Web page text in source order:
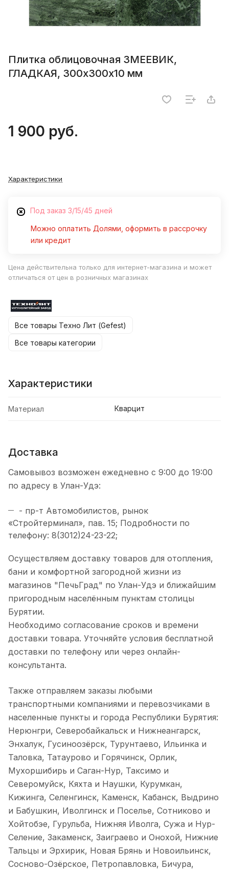
Плитка облицовочная ЗМЕЕВИК,
ГЛАДКАЯ, 300х300х10 мм
1 900 руб.
Характеристики
Под заказ 3/15/45 дней
Можно оплатить Долями, оформить в рассрочку
или кредит
Цена действительна только для интернет-магазина и может
отличаться от цен в розничных магазинах
Все товары Техно Лит (Gefest)
Все товары категории
Характеристики
Материал Кварцит
Доставка
Самовывоз возможен ежедневно с 9:00 до 19:00
по адресу в Улан-Удэ:
- пр-т Автомобилистов, рынок
«Стройтерминал», пав. 15; Подробности по
телефону: 8(3012)24-23-22;
Осуществляем доставку товаров для отопления,
бани и комфортной загородной жизни из
магазинов "ПечьГрад" по Улан-Удэ и ближайшим
пригородным населённым пунктам столицы
Бурятии.
Необходимо согласование сроков и времени
доставки товара. Уточняйте условия бесплатной
доставки по телефону или через онлайн-
консультанта.
Также отправляем заказы любыми
транспортными компаниями и перевозчиками в
населенные пункты и города Республики Бурятия:
Нерюнгри, Северобайкальск и Нижнеангарск,
Энхалук, Гусиноозёрск, Турунтаево, Ильинка и
Таловка, Татаурово и Горячинск, Орлик,
Мухоршибирь и Саган-Нур, Таксимо и
Северомуйск, Кяхта и Наушки, Курумкан,
Кижинга, Селенгинск, Каменск, Кабанск, Выдрино
и Бабушкин, Иволгинск и Поселье, Сотниково и
Хойтобэе, Гурульба, Нижняя Иволга, Сужа и Нур-
Селение, Закаменск, Заиграево и Онохой, Нижние
Тальцы и Эрхирик, Новая Брянь и Новоильинск,
Сосново-Озёрское, Петропавловка, Бичура,